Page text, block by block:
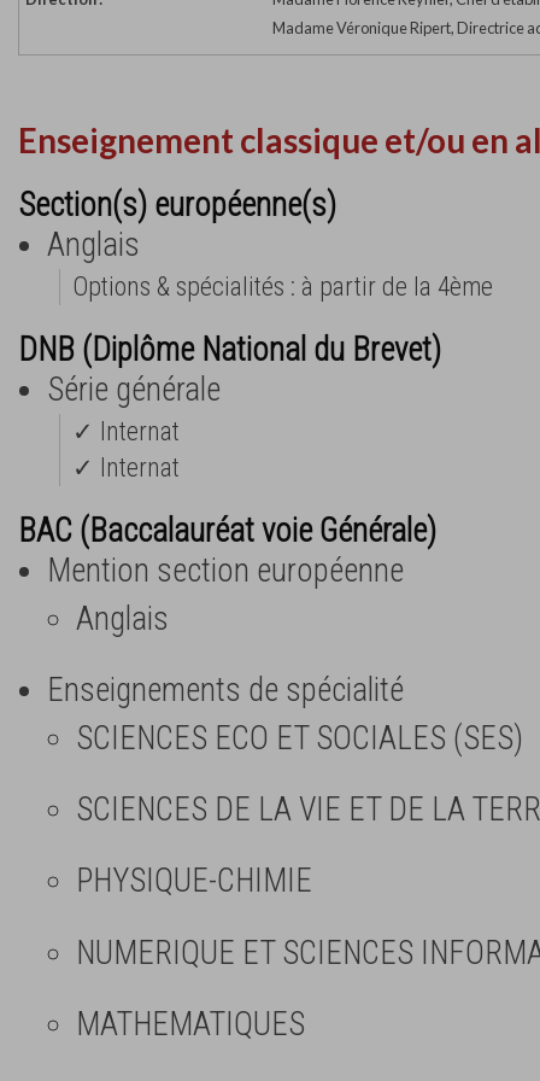
Madame Véronique Ripert, Directrice
Enseignement classique et/ou en
Section(s) européenne(s)
Anglais
Options & spécialités : à partir de la 4ème
DNB (Diplôme National du Brevet)
Série générale
✓ Internat
✓ Internat
BAC (Baccalauréat voie Générale)
Mention section européenne
Anglais
Enseignements de spécialité
SCIENCES ECO ET SOCIALES (SES)
SCIENCES DE LA VIE ET DE LA
PHYSIQUE-CHIMIE
NUMERIQUE ET SCIENCES
MATHEMATIQUES